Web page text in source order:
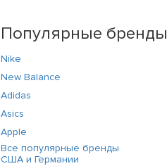
Популярные бренды
Nike
New Balance
Adidas
Asics
Apple
Все популярные бренды
США и Германии